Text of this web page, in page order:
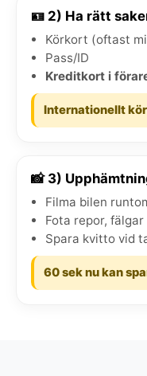
🪪 2) Ha rätt
Körkort (oftast
Pass/ID
Kreditkort i
Internationellt
📸 3)
Filma bilen
Fota repor,
Spara kvitto vid
60 sek nu kan